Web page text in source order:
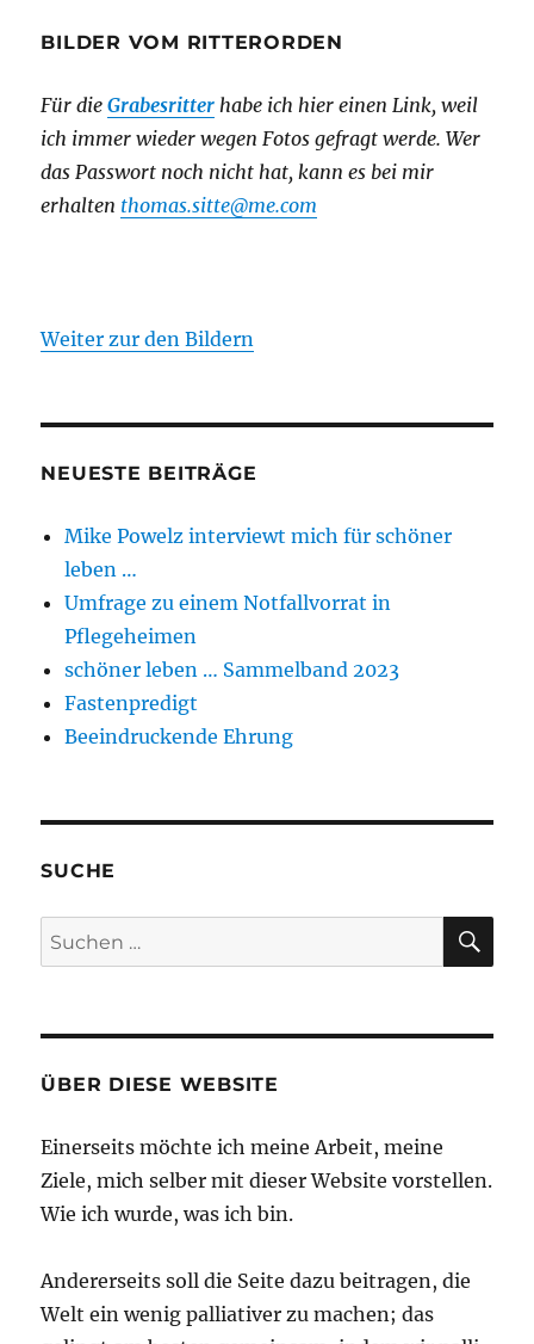
BILDER VOM RITTERORDEN
Für dieGrabesritter habe ich hier einen Link,weil
ich immer wieder wegen Fotos gefragt werde. Wer
das Passwort noch nicht hat, kann es bei mir
erhalten thomas.sitte@me.com
Weiter zur den Bildern
NEUESTE BEITRÄGE
Mike Powelz interviewt mich für schöner
leben …
Umfrage zu einem Notfallvorrat in
Pflegeheimen
schöner leben … Sammelband 2023
Fastenpredigt
Beeindruckende Ehrung
SUCHE
Suchen
nach:
ÜBER DIESE WEBSITE
Einerseits möchte ich meine Arbeit, meine
Ziele, mich selber mit dieser Website vorstellen.
Wie ich wurde, was ich bin.
Andererseits soll die Seite dazu beitragen, die
Welt ein wenig palliativer zu machen; das